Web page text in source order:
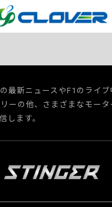
最新ニュースやF1のライ
ーの他、さまざまなモータ
します。